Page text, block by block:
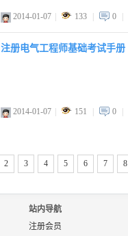
2014-01-07 133 0
注册电气工程师基础考试手册
2014-01-07 151 0
2 3 4 5 6 7 8
站内导航
注册会员